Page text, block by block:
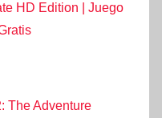
HD Edition | Juego
The Adventure